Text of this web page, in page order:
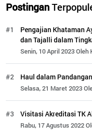
Postingan
#1
Pengajian Khataman
dan Tajalli dalam
Senin, 10 April 2023 Oleh
#2 Haul dalam
Selasa, 21 Maret 2023
#3 Visitasi Akreditasi TK
Rabu, 17 Agustus 2022